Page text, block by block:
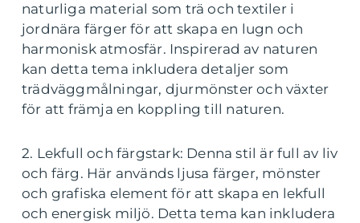
naturliga material som trä och textiler i
jordnära färger för att skapa en lugn och
harmonisk atmosfär. Inspirerad av naturen
kan detta tema inkludera detaljer som
trädväggmålningar, djurmönster och växter
för att främja en koppling till naturen.
2. Lekfull och färgstark: Denna stil är full av liv
och färg. Här används ljusa färger, mönster
och grafiska element för att skapa en lekfull
och energisk miljö. Detta tema kan inkludera